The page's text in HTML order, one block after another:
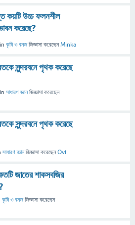
কয়টি উচ্চ ফলনশীল
করেছে?
in কৃষি ও বনজ জিজ্ঞাসা করেছেনMinka
সুন্দরবনে পৃথক করেছে
in সাধারণ জ্ঞান জিজ্ঞাসা করেছেন
সুন্দরবনে পৃথক করেছে
সাধারণ জ্ঞান জিজ্ঞাসা করেছেনOvi
জাতের শাকসবজির
কৃষি ও বনজ জিজ্ঞাসা করেছেন